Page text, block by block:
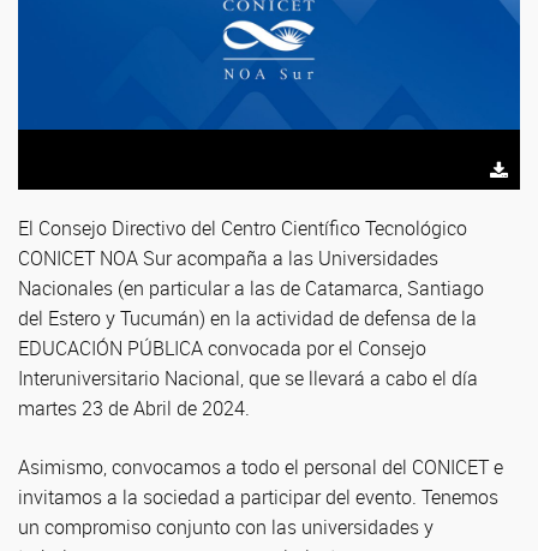
El Consejo Directivo del Centro Científico Tecnológico
CONICET NOA Sur acompaña a las Universidades
Nacionales (en particular a las de Catamarca, Santiago
del Estero y Tucumán) en la actividad de defensa de la
EDUCACIÓN PÚBLICA convocada por el Consejo
Interuniversitario Nacional, que se llevará a cabo el día
martes 23 de Abril de 2024.
Asimismo, convocamos a todo el personal del CONICET e
invitamos a la sociedad a participar del evento. Tenemos
un compromiso conjunto con las universidades y